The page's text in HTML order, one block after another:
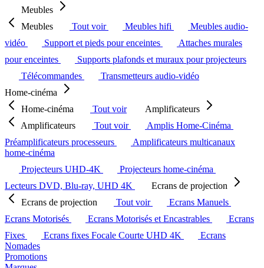
Meubles
Meubles
Tout voir Meubles hifi
Meubles audio-
vidéo
Support et pieds pour enceintes
Attaches murales
pour enceintes
Supports plafonds et muraux pour projecteurs
Télécommandes
Transmetteurs audio-vidéo
Home-cinéma
Home-cinéma
Tout voir
Amplificateurs
Amplificateurs
Tout voir
Amplis Home-Cinéma
Préamplificateurs processeurs
Amplificateurs multicanaux
home-cinéma
Projecteurs UHD-4K
Projecteurs home-cinéma
Lecteurs DVD, Blu-ray, UHD 4K
Ecrans de projection
Ecrans de projection
Tout voir
Ecrans Manuels
Ecrans Motorisés
Ecrans Motorisés et Encastrables
Ecrans
Fixes
Ecrans fixes Focale Courte UHD 4K
Ecrans
Nomades
Promotions